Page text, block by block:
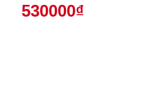
530000₫